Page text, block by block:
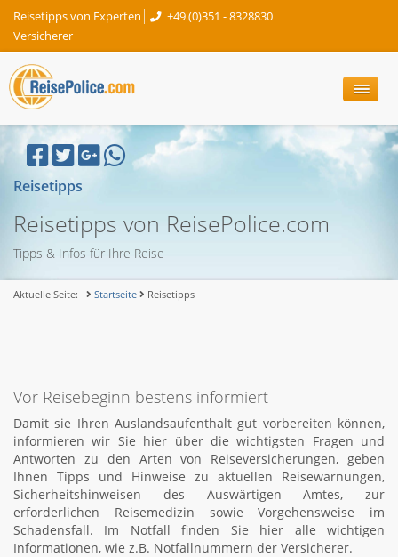
Reisetipps von Experten
+49 (0)351 - 8328830
Versicherer
Reisetipps
Reisetipps von ReisePolice.com
Tipps & Infos für Ihre Reise
Aktuelle Seite: Startseite Reisetipps
Vor Reisebeginn bestens informiert
Damit sie Ihren Auslandsaufenthalt gut vorbereiten können,
informieren wir Sie hier über die wichtigsten Fragen und
Antworten zu den Arten von Reiseversicherungen, geben
Ihnen Tipps und Hinweise zu aktuellen Reisewarnungen,
Sicherheitshinweisen des Auswärtigen Amtes, zur
erforderlichen Reisemedizin sowie Vorgehensweise im
Schadensfall. Im Notfall finden Sie hier alle wichtigen
Informationen, wie z.B. Notfallnummern der Versicherer.